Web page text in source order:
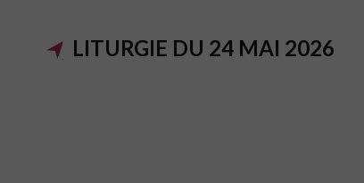
LITURGIE DU 24 MAI 2026